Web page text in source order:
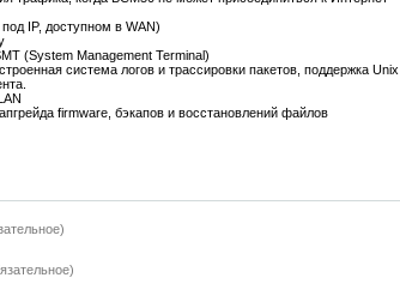
IP, доступном в WAN)
(System Management Terminal)
система логов и трассировки пакетов, поддержка Unix
firmware, бэкапов и восстановлений файлов